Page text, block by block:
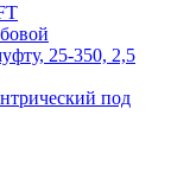
25-350, 2,5
под